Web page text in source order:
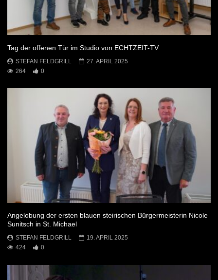
Tag der offenen Tür im Studio von ECHTZEIT-TV
STEFAN FELDGRILL
27. APRIL 2025
264
0
Angelobung der ersten blauen steirischen Bürgermeisterin Nicole
Sunitsch in St. Michael
STEFAN FELDGRILL
19. APRIL 2025
424
0